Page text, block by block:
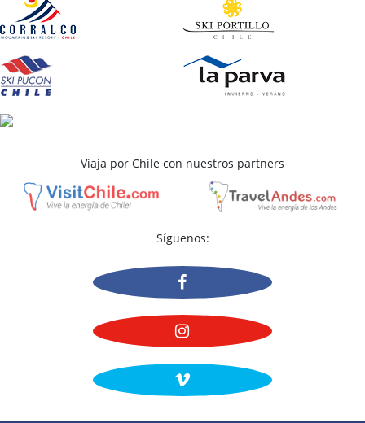
HACER UNA CONSULTA
Viaja por Chile con nuestros partners
Síguenos: